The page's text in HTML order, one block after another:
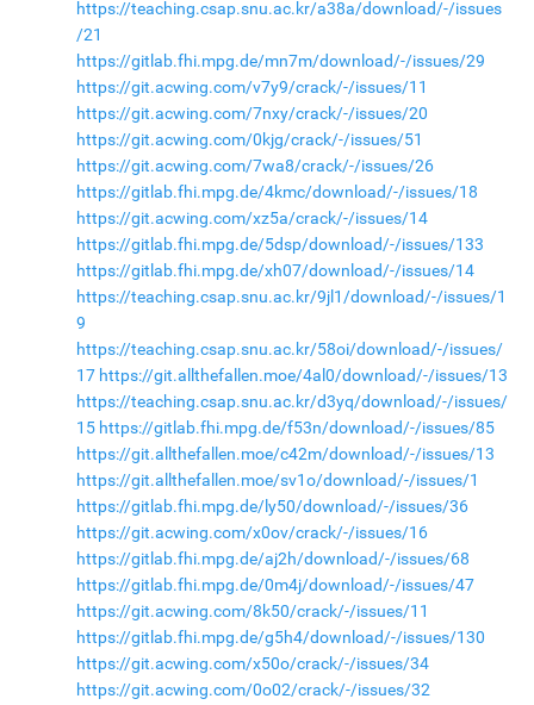
https://teaching.csap.snu.ac.kr/a38a/download/-/issues
/21
https://gitlab.fhi.mpg.de/mn7m/download/-/issues/29
https://git.acwing.com/v7y9/crack/-/issues/11
https://git.acwing.com/7nxy/crack/-/issues/20
https://git.acwing.com/0kjg/crack/-/issues/51
https://git.acwing.com/7wa8/crack/-/issues/26
https://gitlab.fhi.mpg.de/4kmc/download/-/issues/18
https://git.acwing.com/xz5a/crack/-/issues/14
https://gitlab.fhi.mpg.de/5dsp/download/-/issues/133
https://gitlab.fhi.mpg.de/xh07/download/-/issues/14
https://teaching.csap.snu.ac.kr/9jl1/download/-/issues/1
9
https://teaching.csap.snu.ac.kr/58oi/download/-/issues/
17 https://git.allthefallen.moe/4al0/download/-/issues/13
https://teaching.csap.snu.ac.kr/d3yq/download/-/issues/
15 https://gitlab.fhi.mpg.de/f53n/download/-/issues/85
https://git.allthefallen.moe/c42m/download/-/issues/13
https://git.allthefallen.moe/sv1o/download/-/issues/1
https://gitlab.fhi.mpg.de/ly50/download/-/issues/36
https://git.acwing.com/x0ov/crack/-/issues/16
https://gitlab.fhi.mpg.de/aj2h/download/-/issues/68
https://gitlab.fhi.mpg.de/0m4j/download/-/issues/47
https://git.acwing.com/8k50/crack/-/issues/11
https://gitlab.fhi.mpg.de/g5h4/download/-/issues/130
https://git.acwing.com/x50o/crack/-/issues/34
https://git.acwing.com/0o02/crack/-/issues/32